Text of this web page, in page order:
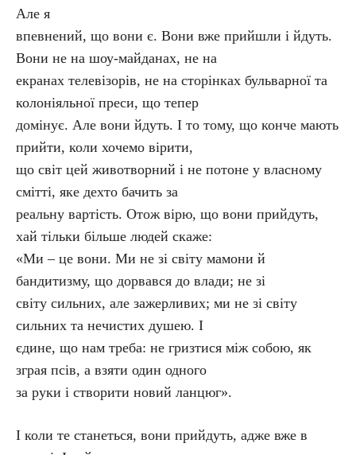
Але я
впевнений, що вони є. Вони вже прийшли і йдуть.
Вони не на шоу-майданах, не на
екранах телевізорів, не на сторінках бульварної та
колоніяльної преси, що тепер
домінує. Але вони йдуть. І то тому, що конче мають
прийти, коли хочемо вірити,
що світ цей животворний і не потоне у власному
смітті, яке дехто бачить за
реальну вартість. Отож вірю, що вони прийдуть,
хай тільки більше людей скаже:
«Ми – це вони. Ми не зі світу мамони й
бандитизму, що дорвався до влади; не зі
світу сильних, але зажерливих; ми не зі світу
сильних та нечистих душею. І
єдине, що нам треба: не гризтися між собою, як
зграя псів, а взяти один одного
за руки і створити новий ланцюг».
І коли те станеться, вони прийдуть, адже вже в